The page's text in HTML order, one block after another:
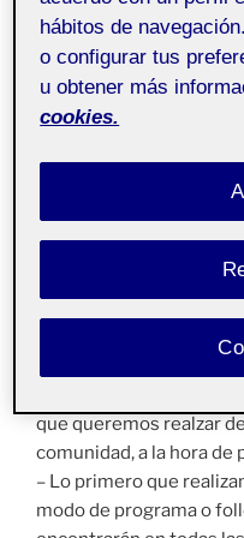
ejemplo editorial a
calle,
marquesinas, mejorar
cartel
la tarea, proponiendo
que queremos realzar
comunidad, a la hora
– Lo primero que
modo de programa o
hábitos de
o configurar tus
u obtener más
cookies.